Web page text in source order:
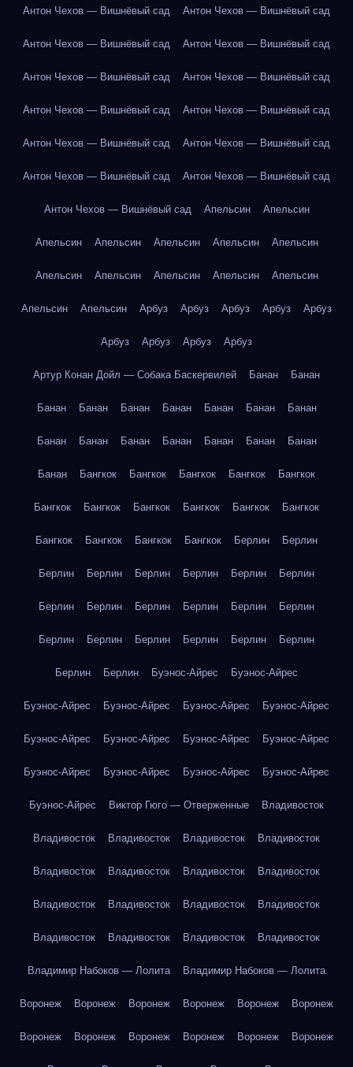
Антон Чехов — Вишнёвый сад Антон Чехов — Вишнёвый сад
Антон Чехов — Вишнёвый сад Антон Чехов — Вишнёвый сад
Антон Чехов — Вишнёвый сад Антон Чехов — Вишнёвый сад
Антон Чехов — Вишнёвый сад Антон Чехов — Вишнёвый сад
Антон Чехов — Вишнёвый сад Антон Чехов — Вишнёвый сад
Антон Чехов — Вишнёвый сад Антон Чехов — Вишнёвый сад
Антон Чехов — Вишнёвый сад Апельсин Апельсин
Апельсин Апельсин Апельсин Апельсин Апельсин
Апельсин Апельсин Апельсин Апельсин Апельсин
Апельсин Апельсин Арбуз Арбуз Арбуз Арбуз Арбуз
Арбуз Арбуз Арбуз Арбуз
Артур Конан Дойл — Собака Баскервилей Банан Банан
Банан Банан Банан Банан Банан Банан Банан
Банан Банан Банан Банан Банан Банан Банан
Банан Бангкок Бангкок Бангкок Бангкок Бангкок
Бангкок Бангкок Бангкок Бангкок Бангкок Бангкок
Бангкок Бангкок Бангкок Бангкок Берлин Берлин
Берлин Берлин Берлин Берлин Берлин Берлин
Берлин Берлин Берлин Берлин Берлин Берлин
Берлин Берлин Берлин Берлин Берлин Берлин
Берлин Берлин Буэнос-Айрес Буэнос-Айрес
Буэнос-Айрес Буэнос-Айрес Буэнос-Айрес Буэнос-Айрес
Буэнос-Айрес Буэнос-Айрес Буэнос-Айрес Буэнос-Айрес
Буэнос-Айрес Буэнос-Айрес Буэнос-Айрес Буэнос-Айрес
Буэнос-Айрес Виктор Гюго — Отверженные Владивосток
Владивосток Владивосток Владивосток Владивосток
Владивосток Владивосток Владивосток Владивосток
Владивосток Владивосток Владивосток Владивосток
Владивосток Владивосток Владивосток Владивосток
Владимир Набоков — Лолита Владимир Набоков — Лолита
Воронеж Воронеж Воронеж Воронеж Воронеж Воронеж
Воронеж Воронеж Воронеж Воронеж Воронеж Воронеж